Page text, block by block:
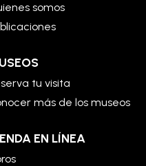
somos
tu visita
más de los museos
EN LÍNEA